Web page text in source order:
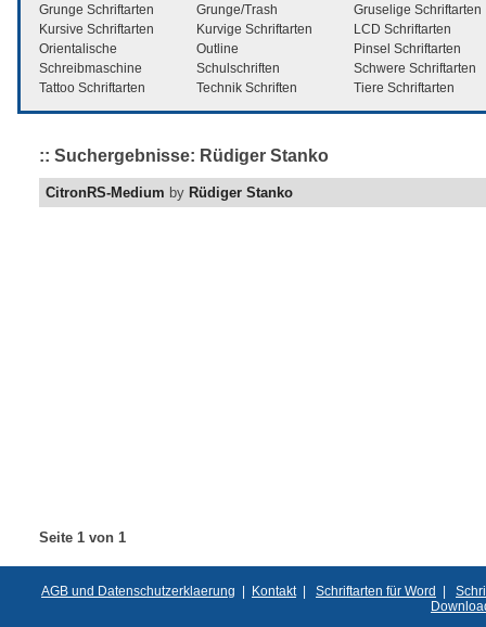
Grunge Schriftarten
Grunge/Trash
Gruselige Schriftarten
Kursive Schriftarten
Kurvige Schriftarten
LCD Schriftarten
Orientalische
Outline
Pinsel Schriftarten
Schreibmaschine
Schulschriften
Schwere Schriftarten
Tattoo Schriftarten
Technik Schriften Tiere Schriftarten
:: Suchergebnisse: Rüdiger Stanko
CitronRS-Medium by Rüdiger Stanko
Seite 1 von 1
AGB und Datenschutzerklaerung | Kontakt| Schriftarten für Word |